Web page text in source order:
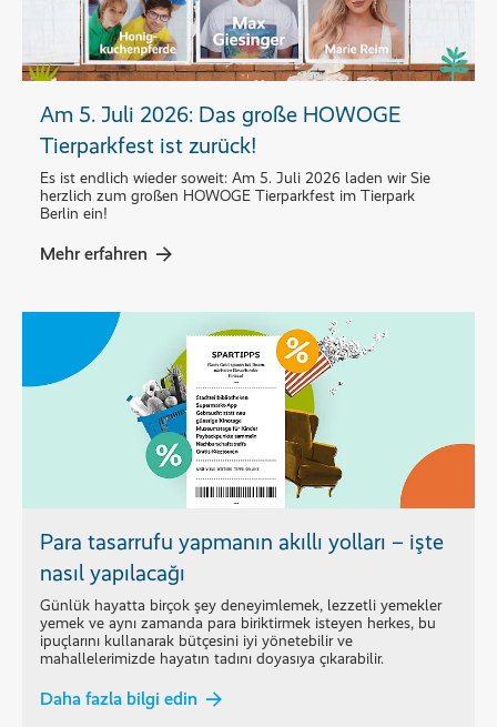
Am 5. Juli 2026: Das große HOWOGE
Tierparkfest ist zurück!
Es ist endlich wieder soweit: Am 5. Juli 2026 laden wir Sie
herzlich zum großen HOWOGE Tierparkfest im Tierpark
Berlin ein!
Mehr erfahren
Para tasarrufu yapmanın akıllı yolları – işte
nasıl yapılacağı
Günlük hayatta birçok şey deneyimlemek, lezzetli yemekler
yemek ve aynı zamanda para biriktirmek isteyen herkes, bu
ipuçlarını kullanarak bütçesini iyi yönetebilir ve
mahallelerimizde hayatın tadını doyasıya çıkarabilir.
Daha fazla bilgi edin